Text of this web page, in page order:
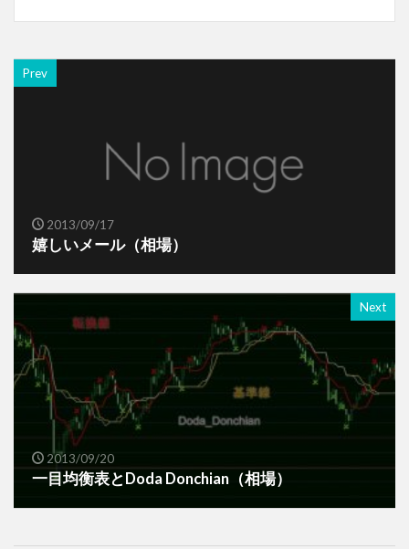
Prev
2013/09/17
嬉しいメール（相場）
Next
2013/09/20
一目均衡表とDoda Donchian（相場）